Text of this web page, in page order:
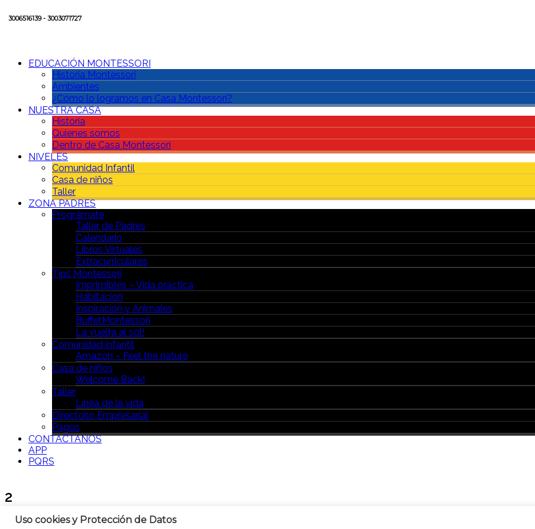
3006516139 - 3003071727
EDUCACIÓN MONTESSORI
Historia Montessori
Ambientes
¿Cómo lo logramos en Casa Montessori?
NUESTRA CASA
Historia
Quienes somos
Dentro de Casa Montessori
NIVELES
Comunidad Infantil
Casa de niños
Taller
ZONA PADRES
Prográmate
Taller de Padres
Calendario
Libros Virtuales
Extracurriculares
Tips Montessori
Imprimibles – Vida práctica
Habitación
Inspiración y Animales
BuffetMontessori
La vuelta al sol!
Comunidad infantil
Amazon – Feel the nature
Casa de niños
Welcome Back!
Taller
Línea de la vida
Directorio Empresarial
Pagos
CONTÁCTANOS
APP
PQRS
2
Uso cookies y Protección de Datos